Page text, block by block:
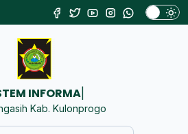
KALURAHAN
Kab. Kulonprogo